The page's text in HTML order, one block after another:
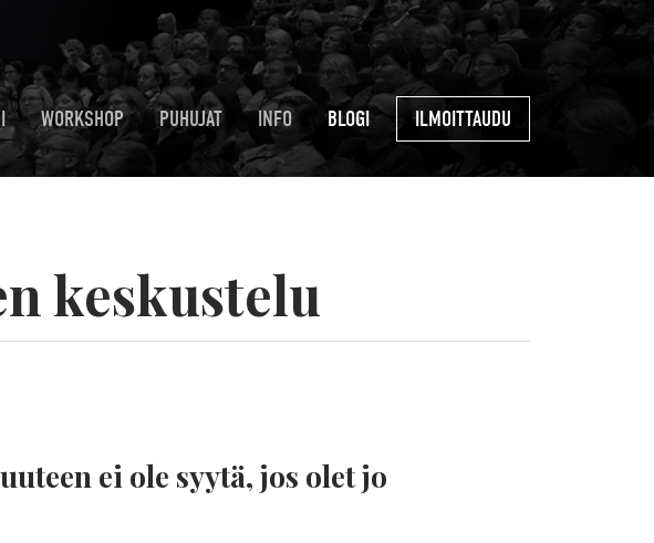
WORKSHOP PUHUJAT INFO BLOGI ILMOITTAUDU
keskustelu
ei ole syytä, jos olet jo